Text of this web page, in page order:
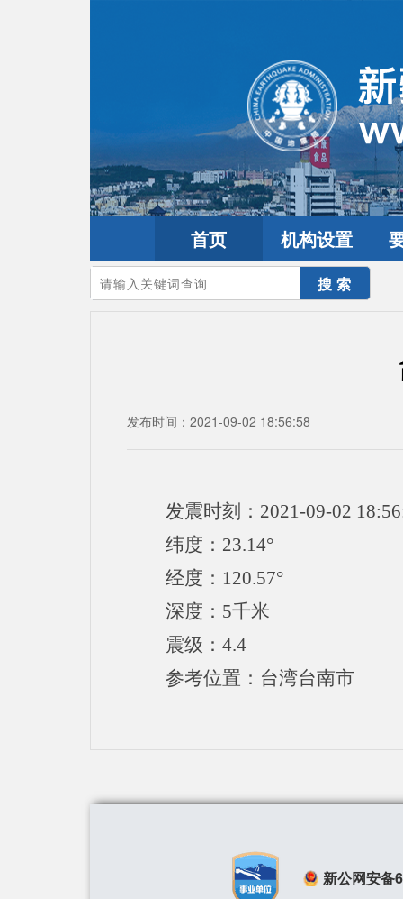
首页 机构设置
您的当前位置：首页>地震频道 全球震讯
发布时间：2021-09-02 18:56:58
发震时刻：2021-09-02
纬度：23.14°
经度：120.57°
深度：5千米
震级：4.4
参考位置：台湾台南市
新公网安备